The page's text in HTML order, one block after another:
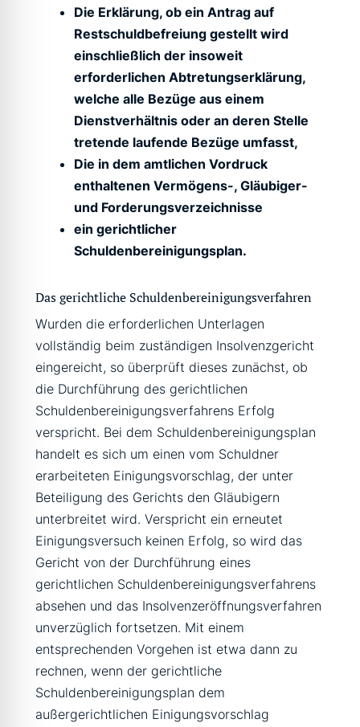
Die Erklärung, ob ein Antrag auf
Restschuldbefreiung gestellt wird
einschließlich der insoweit
erforderlichen Abtretungserklärung,
welche alle Bezüge aus einem
Dienstverhältnis oder an deren Stelle
tretende laufende Bezüge umfasst,
Die in dem amtlichen Vordruck
enthaltenen Vermögens-, Gläubiger-
und Forderungsverzeichnisse
ein gerichtlicher
Schuldenbereinigungsplan.
Das gerichtliche Schuldenbereinigungsverfahren
Wurden die erforderlichen Unterlagen
vollständig beim zuständigen Insolvenzgericht
eingereicht, so überprüft dieses zunächst, ob
die Durchführung des gerichtlichen
Schuldenbereinigungsverfahrens Erfolg
verspricht. Bei dem Schuldenbereinigungsplan
handelt es sich um einen vom Schuldner
erarbeiteten Einigungsvorschlag, der unter
Beteiligung des Gerichts den Gläubigern
unterbreitet wird. Verspricht ein erneutet
Einigungsversuch keinen Erfolg, so wird das
Gericht von der Durchführung eines
gerichtlichen Schuldenbereinigungsverfahrens
absehen und das Insolvenzeröffnungsverfahren
unverzüglich fortsetzen. Mit einem
entsprechenden Vorgehen ist etwa dann zu
rechnen, wenn der gerichtliche
Schuldenbereinigungsplan dem
außergerichtlichen Einigungsvorschlag